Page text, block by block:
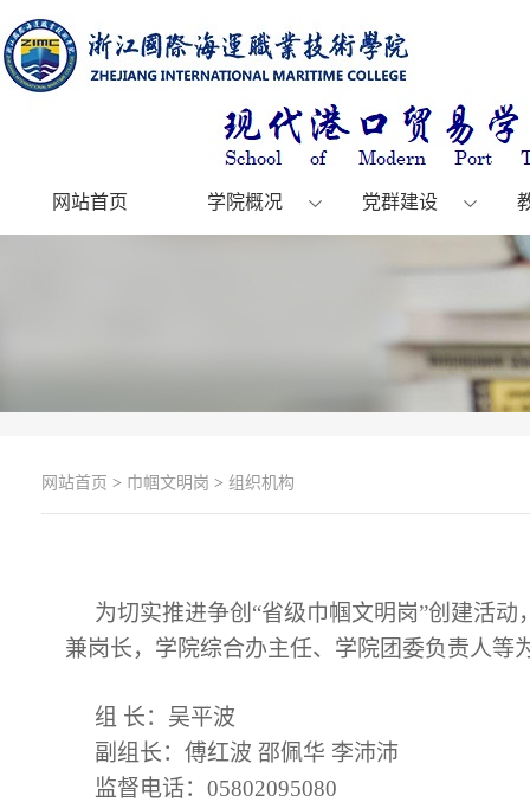
网站首页 学院概况 党群建设
网站首页 > 巾帼文明岗 > 组织机构
为切实推进争创“省级巾帼文明岗”创建活
兼岗长，学院综合办主任、学院团委负责人等
组 长：吴平波
副组长：傅红波 邵佩华 李沛沛
监督电话：05802095080